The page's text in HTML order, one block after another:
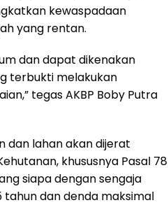
kewaspadaan
yang rentan.
dan dapat dikenakan
terbukti melakukan
tegas AKBP Boby Putra
dan lahan akan dijerat
khususnya Pasal 78
siapa dengan sengaja
dan denda maksimal